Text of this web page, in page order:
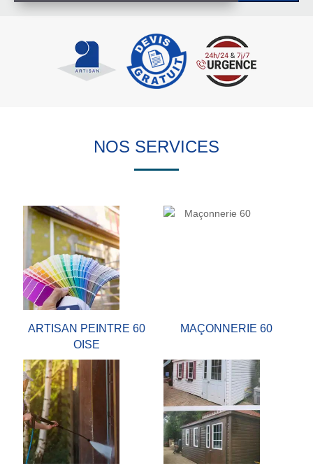
NOS SERVICES
ARTISAN PEINTRE 60
OISE
MAÇONNERIE 60